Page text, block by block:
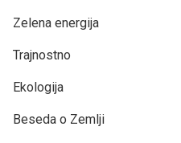
Zelena energija
Trajnostno
Ekologija
Beseda o Zemlji